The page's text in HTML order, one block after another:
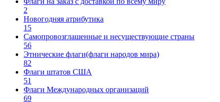
2
Новогодняя атрибутика
15
Самопровозглашенные и несуществующие страны
56
Этнические флаги(флаги народов мира)
82
Флаги штатов США
51
Флаги Международных организаций
69